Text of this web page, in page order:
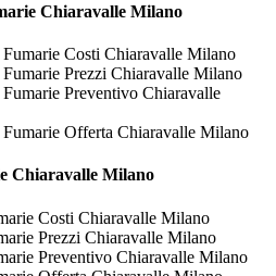
Chiaravalle Milano
Costi Chiaravalle Milano
Prezzi Chiaravalle Milano
Preventivo Chiaravalle
Offerta Chiaravalle Milano
Chiaravalle Milano
Costi Chiaravalle Milano
Prezzi Chiaravalle Milano
Preventivo Chiaravalle Milano